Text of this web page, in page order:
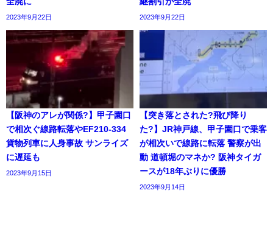
2023年9月22日 2023年9月22日
【阪神のアレが関係?】甲子園口
で相次ぐ線路転落やEF210-334
貨物列車に人身事故 サンライズ
に遅延も
2023年9月15日
【突き落とされた?飛び降り
た?】JR神戸線、甲子園口で乗客
が相次いで線路に転落 警察が出
動 道頓堀のマネか? 阪神タイガ
ースが18年ぶりに優勝
2023年9月14日